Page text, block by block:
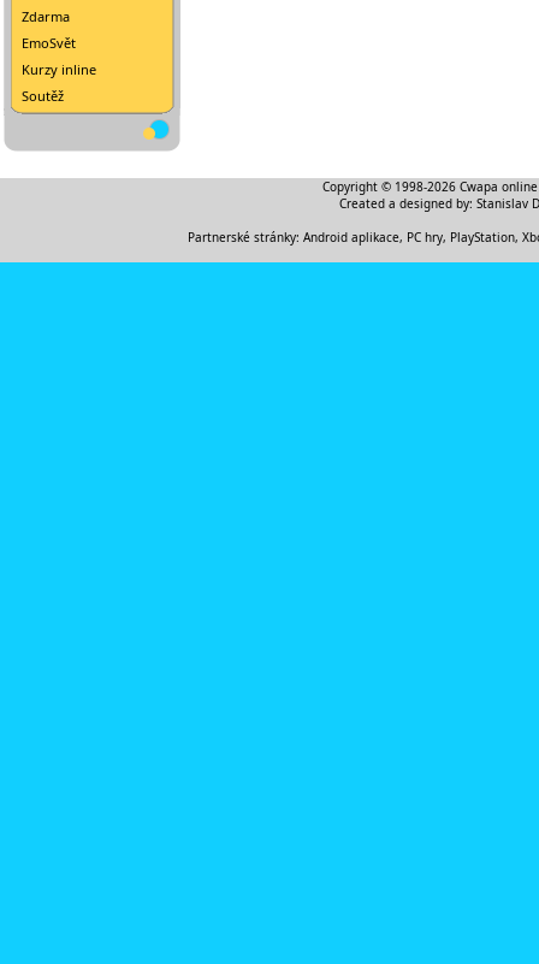
Zdarma
EmoSvět
Kurzy inline
Soutěž
Copyright © 1998-2026 Cwapa
Created a designed by: Stanislav
Partnerské stránky: Android aplikace, PC hry, PlayStation,